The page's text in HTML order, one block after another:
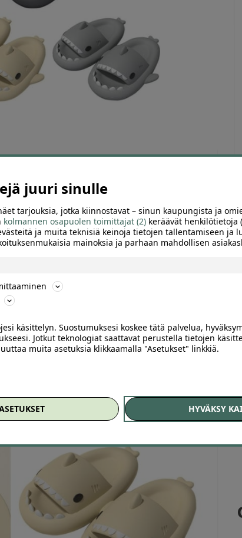
juuri sinulle
tarjouksia, jotka kiinnostavat – sinun kaupungista ja
kolmannen osapuolen toimittajat (2) keräävät henkilötietoja
ja muita teknisiä keinoja tietojen tallentamiseen ja
mainoksia ja parhaan mahdollisen
käsittelyn. Suostumuksesi koskee tätä palvelua,
Jotkut teknologiat saattavat perustella tietojen
muita asetuksia klikkaamalla "Asetukset" linkkiä.
HYVÄKSY